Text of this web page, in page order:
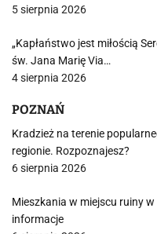
5 sierpnia 2026
„Kapłaństwo jest miłością
św. Jana Marię Via…
4 sierpnia 2026
POZNAŃ
Kradzież na terenie
regionie. Rozpoznajesz?
6 sierpnia 2026
Mieszkania w miejscu ruiny
informacje